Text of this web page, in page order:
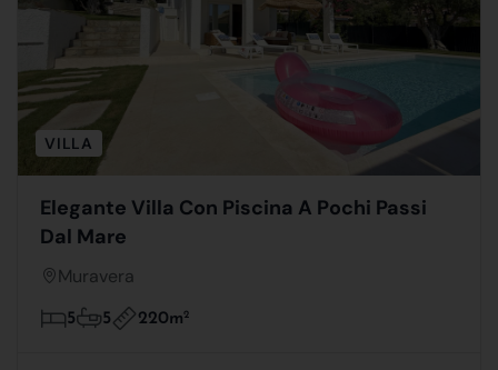
VILLA
Elegante Villa Con Piscina A Pochi Passi
Dal Mare
Muravera
5 5 220m2